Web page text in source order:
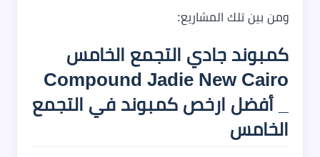
ومن بين تلك المشاريع:
كمبوند جادي التجمع الخامس
Compound Jadie New Cairo
_ أفضل ارخص كمبوند في التجمع
الخامس